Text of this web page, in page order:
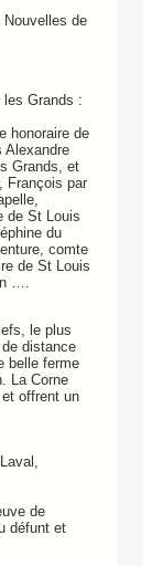
Nouvelles de
les Grands :
honoraire de
Alexandre
Grands, et
François par
de St Louis
du
comte
de St Louis
….
le plus
distance
belle ferme
La Corne
offrent un
de
défunt et